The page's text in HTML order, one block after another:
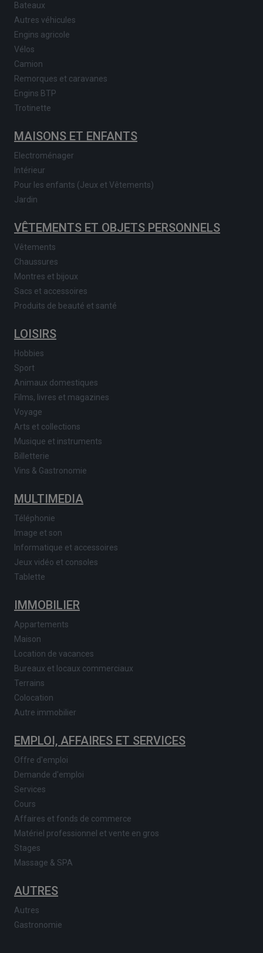
Bateaux
Autres véhicules
Engins agricole
Vélos
Camion
Remorques et caravanes
Engins BTP
Trotinette
MAISONS ET ENFANTS
Electroménager
Intérieur
Pour les enfants (Jeux et Vêtements)
Jardin
VÊTEMENTS ET OBJETS PERSONNELS
Vêtements
Chaussures
Montres et bijoux
Sacs et accessoires
Produits de beauté et santé
LOISIRS
Hobbies
Sport
Animaux domestiques
Films, livres et magazines
Voyage
Arts et collections
Musique et instruments
Billetterie
Vins & Gastronomie
MULTIMEDIA
Téléphonie
Image et son
Informatique et accessoires
Jeux vidéo et consoles
Tablette
IMMOBILIER
Appartements
Maison
Location de vacances
Bureaux et locaux commerciaux
Terrains
Colocation
Autre immobilier
EMPLOI, AFFAIRES ET SERVICES
Offre d'emploi
Demande d'emploi
Services
Cours
Affaires et fonds de commerce
Matériel professionnel et vente en gros
Stages
Massage & SPA
AUTRES
Autres
Gastronomie